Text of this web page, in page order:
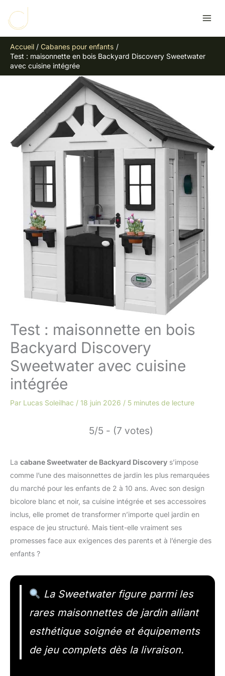
contenu
Accueil
Cabanes pour enfants
Test : maisonnette en bois Backyard Discovery Sweetwater
avec cuisine intégrée
Test : maisonnette en bois
Backyard Discovery
Sweetwater avec cuisine
intégrée
Par Lucas Soleilhac / 18 juin 2026 / 5 minutes de lecture
5/5 - (7 votes)
La cabane Sweetwater de Backyard Discovery s’impose
comme l’une des maisonnettes de jardin les plus remarquées
du marché pour les enfants de 2 à 10 ans. Avec son design
bicolore blanc et noir, sa cuisine intégrée et ses accessoires
inclus, elle promet de transformer n’importe quel jardin en
espace de jeu structuré. Mais tient-elle vraiment ses
promesses face aux exigences des parents et à l’énergie des
enfants ?
La Sweetwater figure parmi les
rares maisonnettes de jardin alliant
esthétique soignée et équipements
de jeu complets dès la livraison.
e
h
e
r